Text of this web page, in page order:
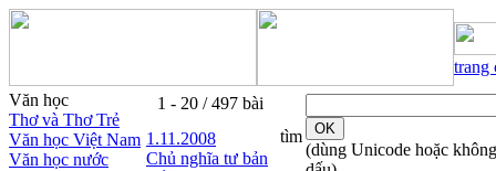
trang
Văn học
Thơ và Thơ Trẻ
Văn học Việt Nam
Văn học nước
1 - 20 / 497 bài
1.11.2008
Chủ nghĩa tư bản
tìm
(dùng Unicode hoặc không